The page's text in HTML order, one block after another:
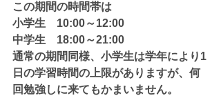
この期間の時間帯は
小学生　10:00～12:00
中学生　18:00～21:00
通常の期間同様、小学生は学年により1
日の学習時間の上限がありますが、何
回勉強しに来てもかまいません。